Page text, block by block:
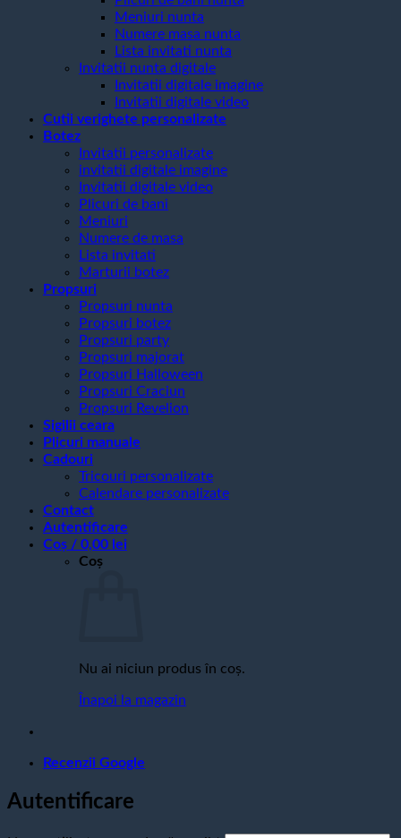
Meniuri nunta
Numere masa nunta
Lista invitati nunta
Invitatii nunta digitale
Invitatii digitale imagine
Invitatii digitale video
Cutii verighete personalizate
Botez
Invitatii personalizate
invitatii digitale imagine
Invitatii digitale video
Plicuri de bani
Meniuri
Numere de masa
Lista invitati
Marturii botez
Propsuri
Propsuri nunta
Propsuri botez
Propsuri party
Propsuri majorat
Propsuri Halloween
Propsuri Craciun
Propsuri Revelion
Sigilii ceara
Plicuri manuale
Cadouri
Tricouri personalizate
Calendare personalizate
Contact
Autentificare
Coș / 0,00 lei
Coș
Nu ai niciun produs în coș.
Înapoi la magazin
Recenzii Google
Autentificare